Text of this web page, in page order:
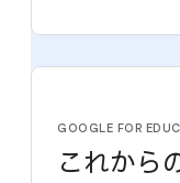
GOOGLE FOR
これから